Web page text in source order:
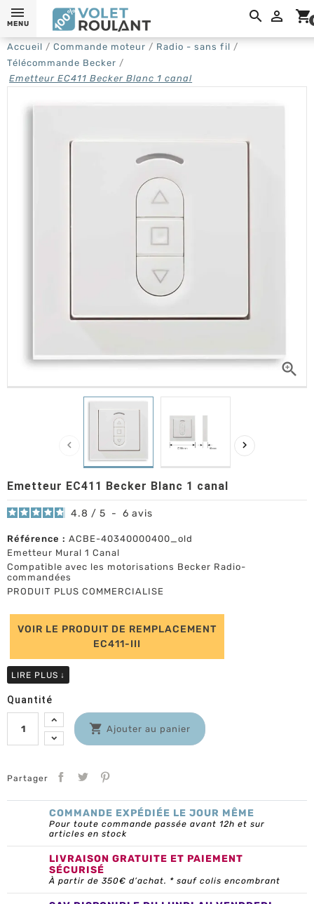
 shopping_cart
MENU
Accueil Commande moteur
Radio - sans fil
Télécommande Becker
Emetteur EC411 Becker Blanc 1 canal

 
Emetteur EC411 Becker Blanc 1 canal
4.8 / 5 - 6 avis
Référence : ACBE-40340000400_old
Emetteur Mural 1 Canal
Compatible avec les motorisations Becker Radio-
commandées
PRODUIT PLUS COMMERCIALISE
VOIR LE PRODUIT DE REMPLACEMENT
EC411-III
LIRE PLUS ↓
Quantité
 Ajouter au panier
Partager
COMMANDE EXPÉDIÉE LE JOUR MÊME
Pour toute commande passée avant 12h et sur
articles en stock
LIVRAISON GRATUITE ET PAIEMENT
SÉCURISÉ
À partir de 350€ d’achat. * sauf colis encombrant